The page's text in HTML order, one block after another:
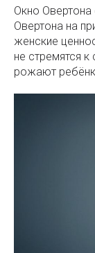
Окно Овертона
Овертона на
женские
не стремятся
рожают